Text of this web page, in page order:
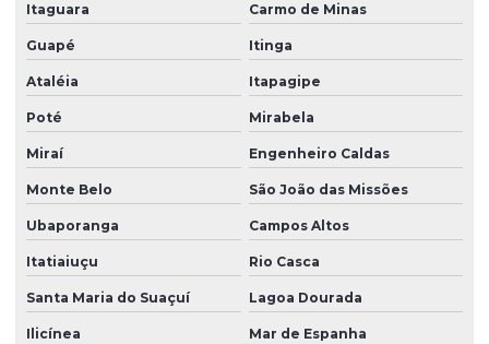
Itaguara Carmo de Minas
Guapé Itinga
Ataléia Itapagipe
Poté Mirabela
Miraí Engenheiro Caldas
Monte Belo São João das Missões
Ubaporanga Campos Altos
Itatiaiuçu Rio Casca
Santa Maria do Suaçuí Lagoa Dourada
Ilicínea Mar de Espanha